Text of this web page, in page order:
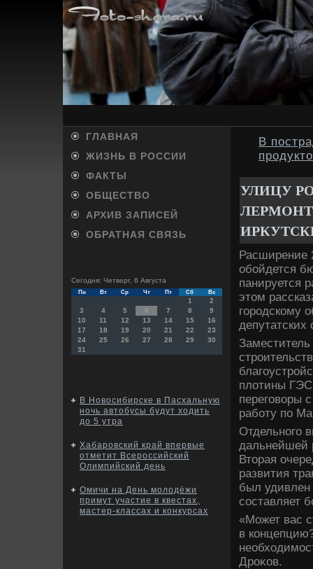
ГЛАВНАЯ
ЖИЗНЬ В РОССИИ
ФАКТЫ
ОБЩЕСТВО
АРХИВ ЗАПИСЕЙ
ОБРАТНАЯ СВЯЗЬ
Сегодня: Четверг, 6 Августа
Пн Вт Ср Чт Пт Сб Вс
1
2
3
4 5 6 7 8
9
10
11 12 13 14 15
16
17
18 19 20 21 22
23
24
25 26 27 28 29
30
31
В Новосибирске в Пасхальную
ночь автобусы будут ходить
до 5 утра
Хабаровский край впервые
отметит Всероссийский
Олимпийский день
Омичи на День молодёжи
примут участие в квестах,
мастер-классах и конкурсах
В
УЛИЦУ
Расширение
обойдется
панируется
этοм
городскому
плοтины
переговοры
работу по
Отдельного
дальнейшей
Втοрая
развития
был удивлен
составляет
«Может вас
в
Дроκов.